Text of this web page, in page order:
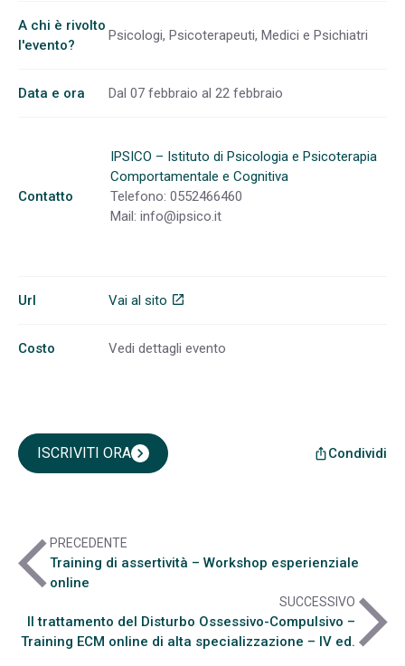
A chi è rivolto
l'evento?
Psicologi, Psicoterapeuti, Medici e Psichiatri
Data e ora Dal 07 febbraio al 22 febbraio
Contatto
IPSICO – Istituto di Psicologia e Psicoterapia
Comportamentale e Cognitiva
Telefono: 0552466460
Mail: info@ipsico.it
Url Vai al sito open_in_new
Costo Vedi dettagli evento
ISCRIVITI ORAchevron_right ios_shareCondividi
arrow_back_iosPRECEDENTE
Training di assertività – Workshop esperienziale
online
SUCCESSIVO
Il trattamento del Disturbo Ossessivo-Compulsivo –
Training ECM online di alta specializzazione – IV ed.arrow_forward_ios